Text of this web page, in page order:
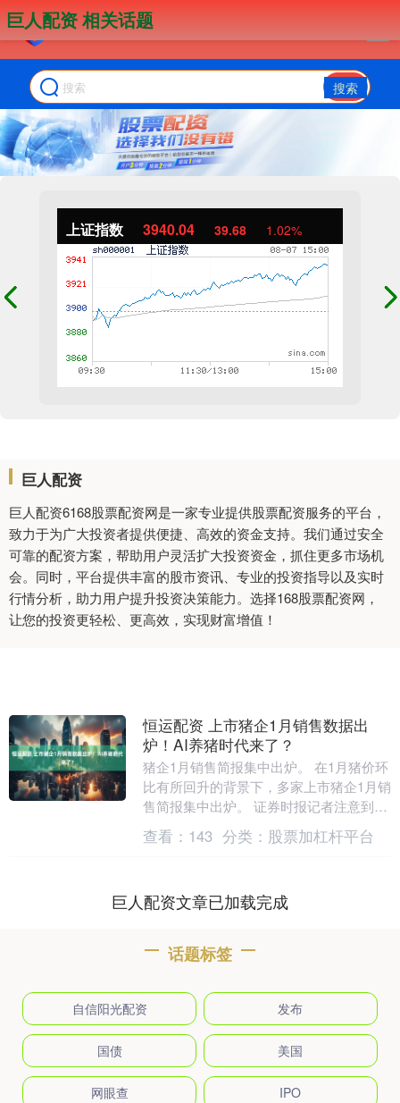
搜索
上证指数 3940.04 39.68 1.02%
巨人配资
巨人配资6168股票配资网是一家专业提供股票配资服务的平台，
致力于为广大投资者提供便捷、高效的资金支持。我们通过安全
可靠的配资方案，帮助用户灵活扩大投资资金，抓住更多市场机
会。同时，平台提供丰富的股市资讯、专业的投资指导以及实时
行情分析，助力用户提升投资决策能力。选择168股票配资网，
让您的投资更轻松、更高效，实现财富增值！
巨人配资 相关话题
恒运配资 上市猪企1月销售数据出
炉！AI养猪时代来了？
猪企1月销售简报集中出炉。 在1月猪价环
比有所回升的背景下，多家上市猪企1月销
售简报集中出炉。 证券时报记者注意到，
人工智能（AI）近年来已逐渐渗透到各行
各业，....
查看： 143 分类： 股票加杠杆平台
巨人配资文章已加载完成
话题标签
自信阳光配资 发布
国债 美国
网眼查 IPO